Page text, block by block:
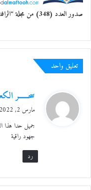
صدور العدد (348) من مجلة “الرافد”
تعليق واحد
ي
ل
سحــــــر
مارس 2, 2022 الساعة 6:27 ص
جميل حدا هذا
جهود راقية
رد